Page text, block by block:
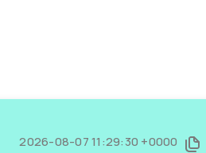
2026-08-07 11:29:30 +0000